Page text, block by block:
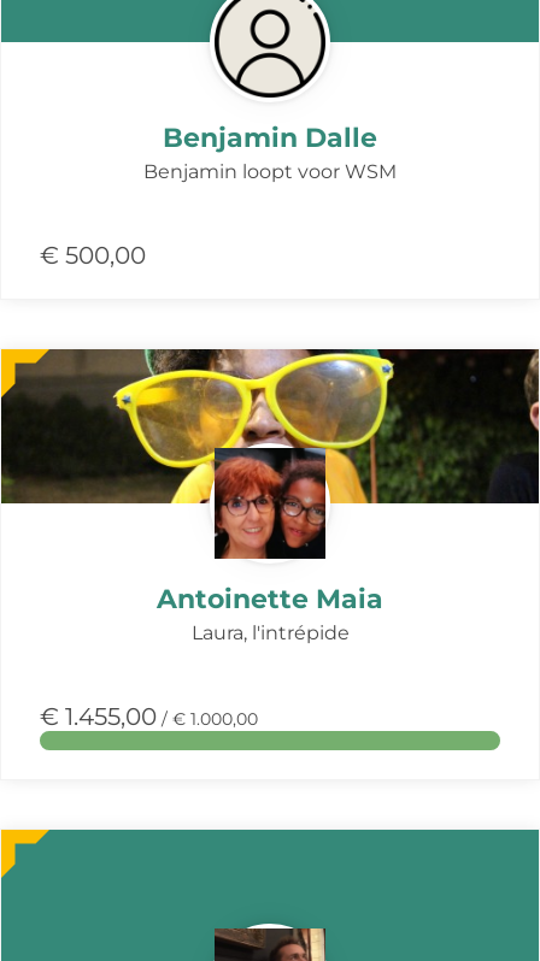
Benjamin Dalle
Benjamin loopt voor WSM
€ 500,00
Antoinette Maia
Laura, l'intrépide
€ 1.455,00 / € 1.000,00
Meer
over
deze
Meer
over
deze